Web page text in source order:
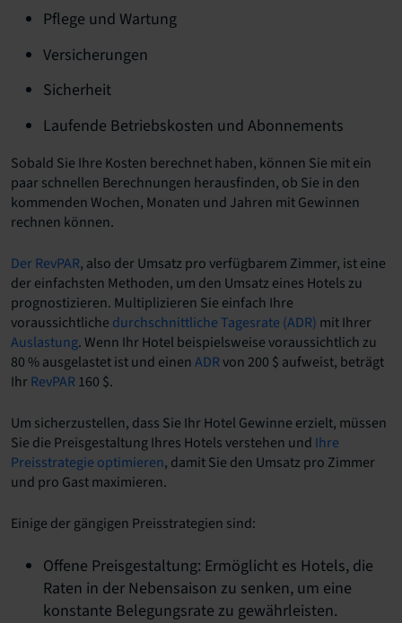
Pflege und Wartung
Versicherungen
Sicherheit
Laufende Betriebskosten und Abonnements
Sobald Sie Ihre Kosten berechnet haben, können Sie mit ein
paar schnellen Berechnungen herausfinden, ob Sie in den
kommenden Wochen, Monaten und Jahren mit Gewinnen
rechnen können.
Der RevPAR, also der Umsatz pro verfügbarem Zimmer, ist eine
der einfachsten Methoden, um den Umsatz eines Hotels zu
prognostizieren. Multiplizieren Sie einfach Ihre
voraussichtliche durchschnittliche Tagesrate (ADR) mit Ihrer
Auslastung. Wenn Ihr Hotel beispielsweise voraussichtlich zu
80 % ausgelastet ist und einenADRvon 200 $ aufweist, beträgt
IhrRevPAR160 $.
Um sicherzustellen, dass Sie Ihr Hotel Gewinne erzielt, müssen
Sie die Preisgestaltung Ihres Hotels verstehen und Ihre
Preisstrategie optimieren, damit Sie den Umsatz pro Zimmer
und pro Gast maximieren.
Einige der gängigen Preisstrategien sind:
Offene Preisgestaltung: Ermöglicht es Hotels, die
Raten in der Nebensaison zu senken, um eine
konstante Belegungsrate zu gewährleisten.